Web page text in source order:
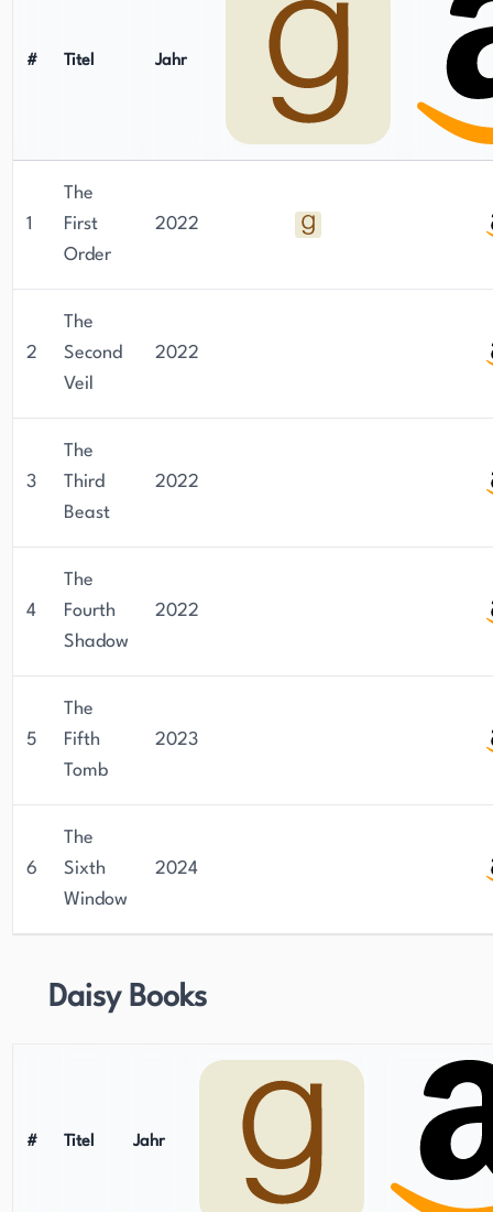
# Titel Jahr
1
The
First
Order
2022
2
The
Second
Veil
2022
3
The
Third
Beast
2022
4
The
Fourth
Shadow
2022
5
The
Fifth
Tomb
2023
6
The
Sixth
Window
2024
Daisy Books
# Titel Jahr